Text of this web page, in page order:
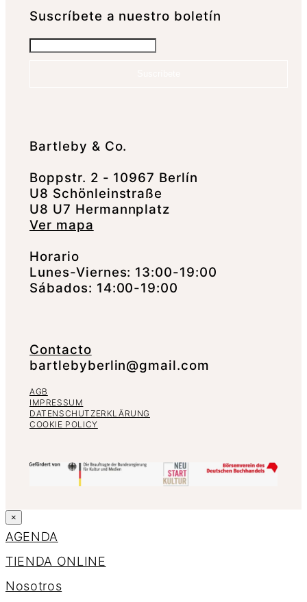
Suscrí­bete a nuestro boletín
Bartleby & Co.
Boppstr. 2 - 10967 Berlín
U8 Schönleinstraße
U8 U7 Hermannplatz
Ver mapa
Horario
Lunes-Viernes: 13:00-19:00
Sábados: 14:00-19:00
Contacto
bartlebyberlin@gmail.com
AGB
IMPRESSUM
DATENSCHUTZERKLÄRUNG
COOKIE POLICY
×
AGENDA
TIENDA ONLINE
Nosotros